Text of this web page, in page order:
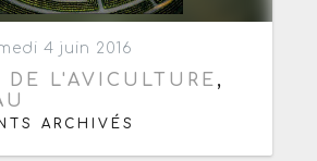
4 juin 2016
DE L'AVICULTURE ,
ARCHIVÉS